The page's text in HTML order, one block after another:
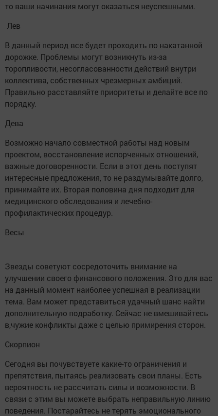
то ваши начинания могут оказаться неуспешными.
Лев
В данный период все будет проходить по накатанной
дорожке. Проблемы могут возникнуть из-за
торопливости, несогласованности действий внутри
коллектива, собственных чрезмерных амбиций.
Правильно расставляйте приоритеты и делайте все по
порядку.
Дева
Возможно начало совместной работы над новым
проектом, восстановление испорченных отношений,
важные договоренности. Если в этот день поступят
интересные предложения, то не раздумывайте долго,
принимайте их. Вторая половина дня подходит для
медицинского обследования и лечебно-
профилактических процедур.
Весы
Звезды советуют сосредоточить внимание на
улучшении своего финансового положения. Это для вас
на данный момент наиболее успешная в реализации
тема. Вам может представиться удачный шанс найти
дополнительную подработку. Сейчас не вмешивайтесь
в,чужие конфликты даже с целью примирения сторон.
Скорпион
Сегодня вы почувствуете какие-то ограничения и
препятствия, пытаясь реализовать свои планы. Есть
вероятность не рассчитать силы и возможности. В
связи с этим вы можете выбрать неправильную линию
поведения. Постарайтесь не терять эмоционального